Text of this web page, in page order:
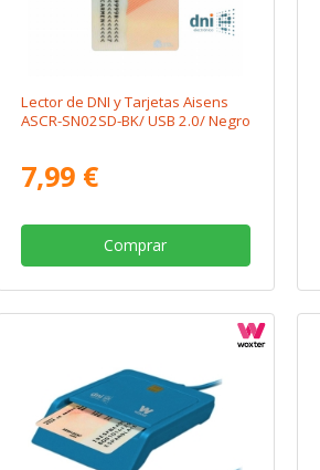
Lector de DNI y Tarjetas Aisens
ASCR-SN02SD-BK/ USB 2.0/ Negro
7,99 €
Comprar